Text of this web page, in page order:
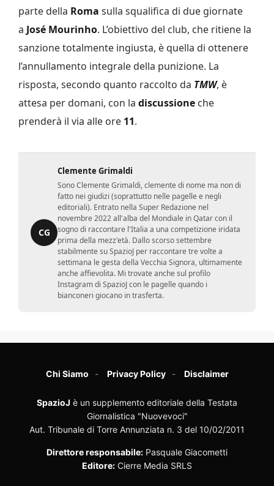
parte della Roma sulla squalifica di due giornate
a José Mourinho. L’obiettivo del club, che ritiene la
sanzione totalmente ingiusta, è quella di ottenere
l’annullamento integrale della punizione. La
risposta, secondo quanto raccolto da TMW, è
attesa per domani, con la discussione che
prenderà il via alle ore 11.
CG
Clemente Grimaldi
Sono Clemente Grimaldi, clemente di nome ma non di
fatto nei giudizi (soprattutto nelle pagelle e negli
editoriali). Entrato nella Super Redazione nel
novembre 2022 all'alba del Mondiale in Qatar con il
sogno di raccontare l'Italia a una competizione iridata
prima della mezz'età. Dallo scorso settembre
stabilmente su SpazioJ per raccontare tre volte a
settimana le gesta della Vecchia Signora, ultimamente
anche affievolita. Mi trovate anche sul profilo
Instagram di SpazioJ con le pagelle quando i
bianconeri giocano in trasferta.
Chi Siamo Privacy Policy Disclaimer
SpazioJ è un supplemento editoriale della Testata
Giornalistica "Nuovevoci"
Aut. Tribunale di Torre Annunziata n. 3 del 10/02/2011
Direttore responsabile: Pasquale Giacometti
Editore: Cierre Media SRLS